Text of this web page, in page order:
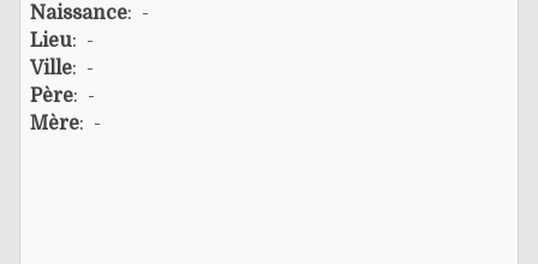
Naissance: -
Lieu: -
Ville: -
Père: -
Mère: -